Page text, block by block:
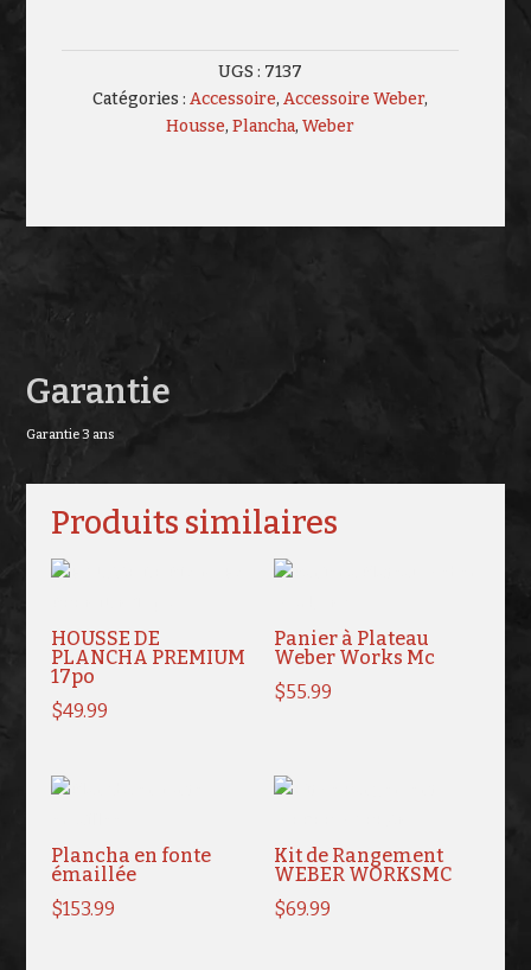
UGS : 7137
Catégories :Accessoire,Accessoire Weber,
Housse,Plancha,Weber
Garantie
Garantie 3 ans
Produits similaires
HOUSSE DE
PLANCHA PREMIUM
17po
$49.99
Panier à Plateau
Weber Works Mc
$55.99
Plancha en fonte
émaillée
$153.99
Kit de Rangement
WEBER WORKSMC
$69.99